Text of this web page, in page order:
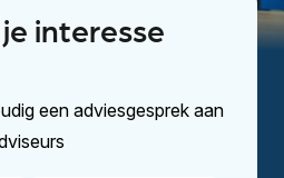
interesse
een adviesgesprek aan